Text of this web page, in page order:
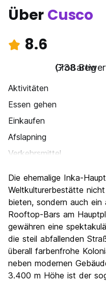
Über Cusco
8.6
Großartig
(738
Aktivitäten
Essen gehen
Einkaufen
Afslapning
Verkehrsmittel
Kultur
Nachtleben / Party
Preis-Leistungsverhältnis
Die ehemalige Inka-
Weltkulturerbestätte
bieten, sondern auch ein
Rooftop-Bars am
gewähren eine
die steil abfallenden
überall farbenfrohe
neben modernen
3.400 m Höhe ist der